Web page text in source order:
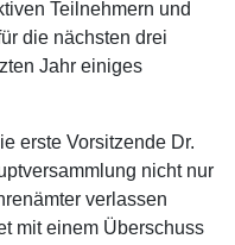
Teilnehmern und
die nächsten drei
Jahr einiges
erste Vorsitzende Dr.
nicht nur
verlassen
mit einem Überschuss